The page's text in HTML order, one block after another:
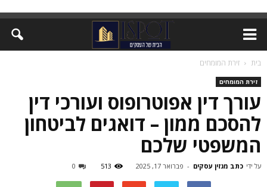
בית זירת המומחים
זירת המומחים
עורך דין אפוטרופוס ועורכי דין
להסכם ממון – דואגים לביטחון
המשפטי שלכם
על ידי כתב מגזין עסקים - פברואר 17, 2025 513
0